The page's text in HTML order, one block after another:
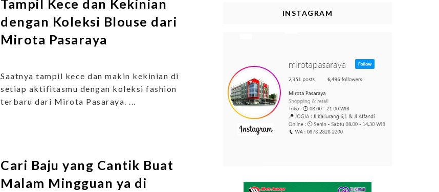
Tampil Kece dan Kekinian
dengan Koleksi Blouse dari
Mirota Pasaraya
Saatnya tampil kece dan makin kekinian di
setiap aktifitasmu dengan koleksi fashion
terbaru dari Mirota Pasaraya. ...
Cari Baju yang Cantik Buat
Malam Mingguan ya di
INSTAGRAM